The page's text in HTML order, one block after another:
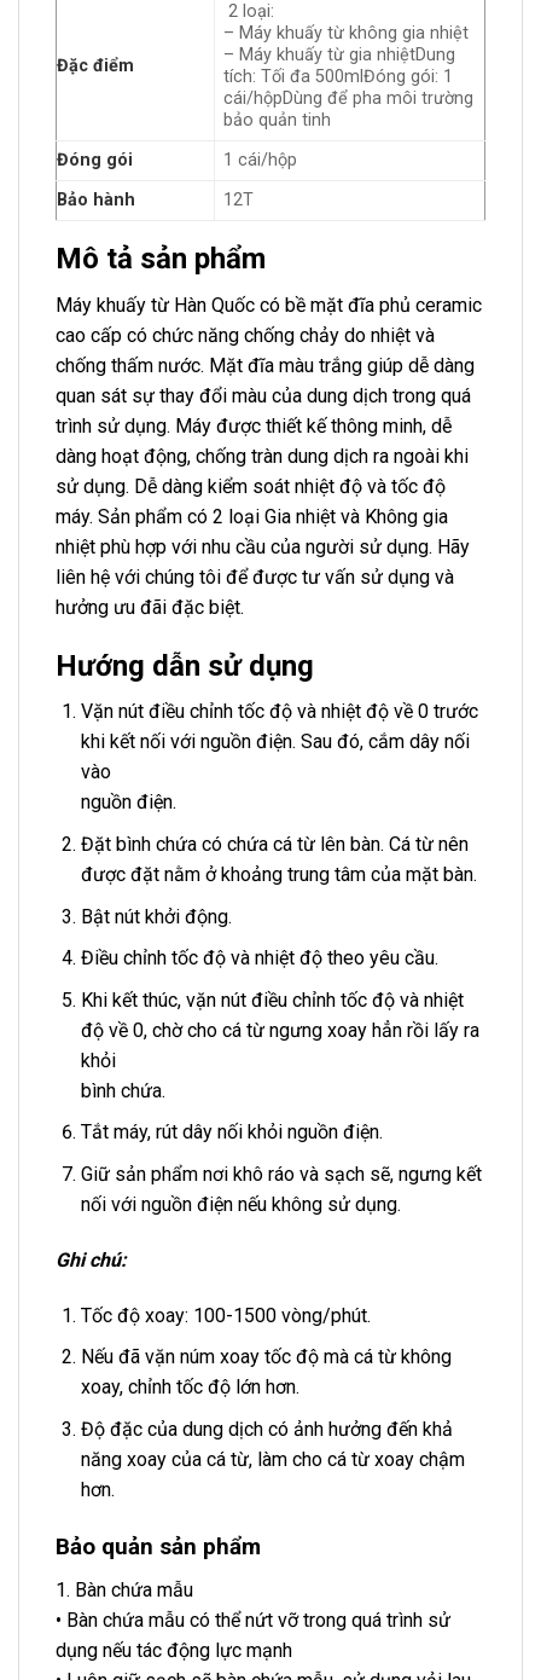
Đặc điểm
2 loại:
– Máy khuấy từ không gia nhiệt
– Máy khuấy từ gia nhiệtDung
tích: Tối đa 500mlĐóng gói: 1
cái/hộpDùng để pha môi trường
bảo quản tinh
Đóng gói
1 cái/hộp
Bảo hành
12T
Mô tả sản phẩm
Máy khuấy từ Hàn Quốc có bề mặt đĩa phủ ceramic
cao cấp có chức năng chống chảy do nhiệt và
chống thấm nước. Mặt đĩa màu trắng giúp dễ dàng
quan sát sự thay đổi màu của dung dịch trong quá
trình sử dụng. Máy được thiết kế thông minh, dễ
dàng hoạt động, chống tràn dung dịch ra ngoài khi
sử dụng. Dễ dàng kiểm soát nhiệt độ và tốc độ
máy. Sản phẩm có 2 loại Gia nhiệt và Không gia
nhiệt phù hợp với nhu cầu của người sử dụng. Hãy
liên hệ với chúng tôi để được tư vấn sử dụng và
hưởng ưu đãi đặc biệt.
Hướng dẫn sử dụng
Vặn nút điều chỉnh tốc độ và nhiệt độ về 0 trước
khi kết nối với nguồn điện. Sau đó, cắm dây nối
vào
nguồn điện.
Đặt bình chứa có chứa cá từ lên bàn. Cá từ nên
được đặt nằm ở khoảng trung tâm của mặt bàn.
Bật nút khởi động.
Điều chỉnh tốc độ và nhiệt độ theo yêu cầu.
Khi kết thúc, vặn nút điều chỉnh tốc độ và nhiệt
độ về 0, chờ cho cá từ ngưng xoay hẳn rồi lấy ra
khỏi
bình chứa.
Tắt máy, rút dây nối khỏi nguồn điện.
Giữ sản phẩm nơi khô ráo và sạch sẽ, ngưng kết
nối với nguồn điện nếu không sử dụng.
Ghi chú:
Tốc độ xoay: 100-1500 vòng/phút.
Nếu đã vặn núm xoay tốc độ mà cá từ không
xoay, chỉnh tốc độ lớn hơn.
Độ đặc của dung dịch có ảnh hưởng đến khả
năng xoay của cá từ, làm cho cá từ xoay chậm
hơn.
Bảo quản sản phẩm
1. Bàn chứa mẫu
• Bàn chứa mẫu có thể nứt vỡ trong quá trình sử
dụng nếu tác động lực mạnh